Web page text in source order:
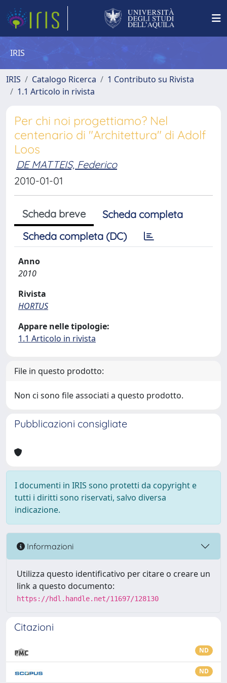
IRIS
IRIS Catalogo Ricerca
1 Contributo su Rivista
1.1 Articolo in rivista
Per chi noi progettiamo? Nel
centenario di "Architettura" di Adolf
Loos
DE MATTEIS, Federico
2010-01-01
Scheda breve
Scheda completa
Scheda completa (DC)
Anno
2010
Rivista
HORTUS
Appare nelle tipologie:
1.1 Articolo in rivista
File in questo prodotto:
Non ci sono file associati a questo prodotto.
Pubblicazioni consigliate
I documenti in IRIS sono protetti da copyright e
tutti i diritti sono riservati, salvo diversa
indicazione.
Informazioni
Utilizza questo identificativo per citare o creare un
link a questo documento:
https://hdl.handle.net/11697/128130
Citazioni
ND
ND